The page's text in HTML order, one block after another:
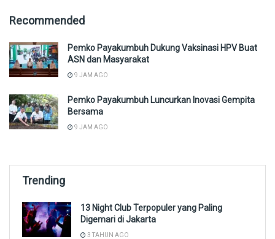
Recommended
Pemko Payakumbuh Dukung Vaksinasi HPV Buat
ASN dan Masyarakat
9 JAM AGO
Pemko Payakumbuh Luncurkan Inovasi Gempita
Bersama
9 JAM AGO
Trending
13 Night Club Terpopuler yang Paling
Digemari di Jakarta
3 TAHUN AGO